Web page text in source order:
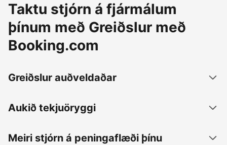
Taktu stjórn á fjármálum
þínum með Greiðslur með
Booking.com
Greiðslur auðveldaðar
Aukið tekjuöryggi
Meiri stjórn á peningaflæði þínu